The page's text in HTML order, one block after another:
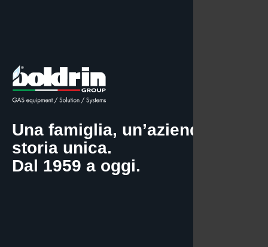
Una famiglia, un’azienda, una
storia unica.
Dal 1959 a oggi.